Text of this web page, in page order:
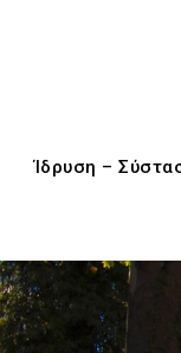
Ίδρυση –